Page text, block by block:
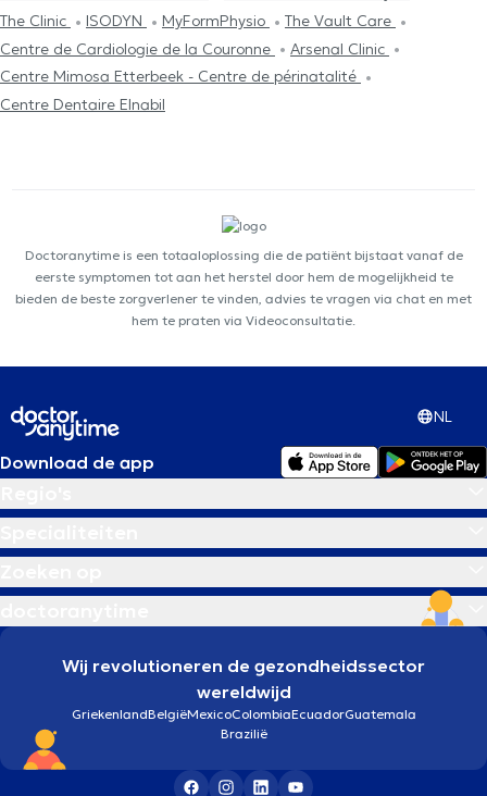
The Clinic
ISODYN MyFormPhysio
The Vault Care
Centre de Cardiologie de la Couronne
Arsenal Clinic
Centre Mimosa Etterbeek - Centre de périnatalité
Centre Dentaire Elnabil
Doctoranytime is een totaaloplossing die de patiënt bijstaat vanaf de
eerste symptomen tot aan het herstel door hem de mogelijkheid te
bieden de beste zorgverlener te vinden, advies te vragen via chat en met
hem te praten via Videoconsultatie.
NL
Download de app
Wij revolutioneren de gezondheidssector
wereldwijd
GriekenlandBelgiëMexicoColombiaEcuadorGuatemala
Brazilië